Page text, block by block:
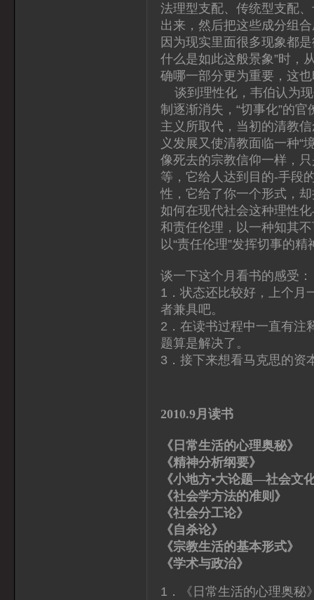
法理型支配、传统型支配
出来，然后把这些成分组
因为现实里面很多现象都
什么是如此这般景象”时，
确哪一部分更为重要，这
谈到理性化，韦伯认为现
制逐渐消失，“切事化”的
主义所取代，当初的清教
义发展又使清教面临一种“
像死去的宗教信仰一样，
等，它给人达到目的-手段
性，它给了你一个形式，
如何在现代社会这种理性
和责任伦理，以一种知其
以“责任伦理”发挥切事的
谈一下这个月看书的感受：
1．状态还比较好，上个月
者兼具吧。
2．在读书过程中一直有注
题算是解决了。
3．接下来想看马克思的资
2010.9月读书
《日常生活的心理奥
《精神分析纲要
《小地方•大论题—社会
《社会学方法的准
《社会分工论》
《自杀论》
《宗教生活的基本形
《学术与政治》
1．《日常生活的心理奥秘